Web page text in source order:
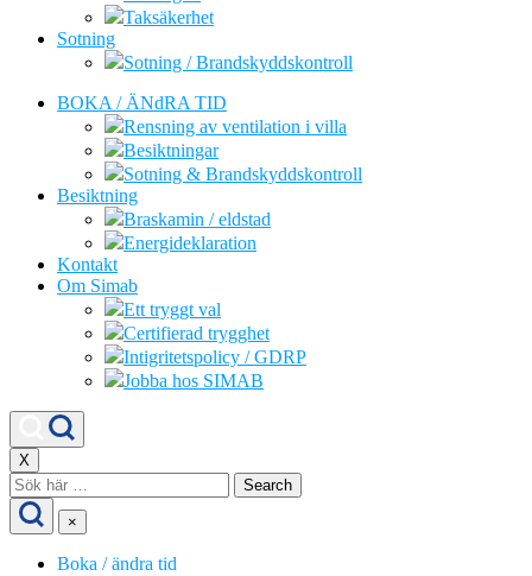
Taksäkerhet
Sotning
Sotning / Brandskyddskontroll
BOKA / ÄNdRA TID
Rensning av ventilation i villa
Besiktningar
Sotning & Brandskyddskontroll
Besiktning
Braskamin / eldstad
Energideklaration
Kontakt
Om Simab
Ett tryggt val
Certifierad trygghet
Intigritetspolicy / GDRP
Jobba hos SIMAB
X
Search
for:
×
Boka / ändra tid